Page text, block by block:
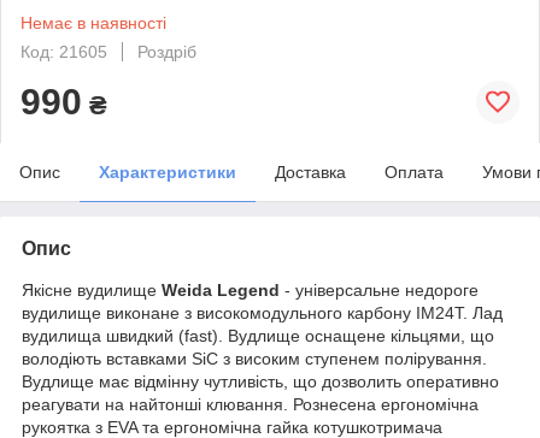
Немає в наявності
Код: 21605
Роздріб
990 ₴
Опис Характеристики Доставка Оплата Умови
Опис
Якісне вудилище Weida Legend - універсальне недороге
вудилище виконане з високомодульного карбону IM24T. Лад
вудилища швидкий (fast). Вудлище оснащене кільцями, що
володіють вставками SiC з високим ступенем полірування.
Вудлище має відмінну чутливість, що дозволить оперативно
реагувати на найтонші клювання. Рознесена ергономічна
рукоятка з EVA та ергономічна гайка котушкотримача